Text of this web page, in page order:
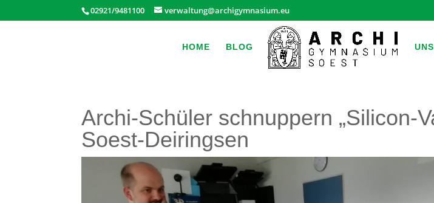
02921/9481100 verwaltung@archigymnasium.eu
HOME BLOG
Archi-Schüler schnuppern „Silicon-
Soest-Deiringsen